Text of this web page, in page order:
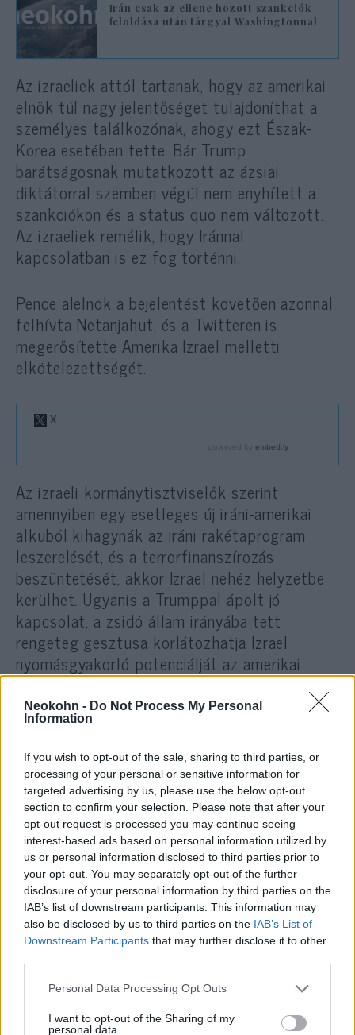
Neokohn - Do Not Process My Personal
Information
If you wish to opt-out of the sale, sharing to third parties, or
processing of your personal or sensitive information for
targeted advertising by us, please use the below opt-out
section to confirm your selection. Please note that after your
opt-out request is processed you may continue seeing
interest-based ads based on personal information utilized by
us or personal information disclosed to third parties prior to
your opt-out. You may separately opt-out of the further
disclosure of your personal information by third parties on the
IAB’s list of downstream participants. This information may
also be disclosed by us to third parties on the IAB’s List of
Downstream Participants that may further disclose it to other
Please note that this website/app uses one or more Google
not limited to your visit or usage behaviour. You may click to
Personal Data Processing Opt Outs
I want to opt-out of the Sharing of my
personal data.
Irán csak az ellene hozott szankciók
feloldása után tárgyal Washingtonnal
Az izraeliek attól tartanak, hogy az amerikai
elnök túl nagy jelentőséget tulajdoníthat a
személyes találkozónak, ahogy ezt Észak-
Korea esetében tette. Bár Trump
barátságosnak mutatkozott az ázsiai
diktátorral szemben végül nem enyhített a
szankciókon és a status quo nem változott.
Az izraeliek remélik, hogy Iránnal
kapcsolatban is ez fog történni.
Pence alelnök a bejelentést követően azonnal
felhívta Netanjahut, és a Twitteren is
megerősítette Amerika Izrael melletti
elkötelezettségét.
Az izraeli kormánytisztviselők szerint
amennyiben egy esetleges új iráni-amerikai
alkuból kihagynák az iráni rakétaprogram
leszerelését, és a terrorfinanszírozás
beszüntetését, akkor Izrael nehéz helyzetbe
kerülhet. Ugyanis a Trumppal ápolt jó
kapcsolat, a zsidó állam irányába tett
rengeteg gesztusa korlátozhatja Izrael
nyomásgyakorló potenciálját az amerikai
elnökre.
A izraeliek szerint még várni
kellett volna néhány hónapot,
hogy a kemény szankciók
hatására az iráni álláspont
felpuhuljon a kompromisszumra.
Egyes szakértők szerint a találkozó pozitív
hozadéka lehet, hogy a Hezbollah és Izrael
közötti feszültség enyhülni fog. Mert még a
Hezbollah sem mer háborút kirobbantani egy
tárgyalás közepén.